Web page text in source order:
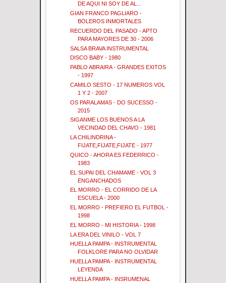
DE AQUI NI SOY DE AL...
GIAN FRANCO PAGLIARO -
BOLEROS INMORTALES
RECUERDO DEL PASADO - APTO
PARA MAYORES DE 30 - 2006
SALSA BRAVA INSTRUMENTAL
DISCO BABY - 1980
PABLO ABRAIRA - GRANDES EXITOS
- 1997
CAMILO SESTO - 17 NUMEROS VOL
1 Y 2 - 2007
OS PARALAMAS - DO SUCESSO -
2015
SIGANME LOS BUENOS A LA
VECINDAD DEL CHAVO - 1981
LA CHILINDRINA -
FIJATE,FIJATE,FIJATE - 1977
QUICO - AHORA ES FEDERRICO -
1983
EL SUPAI DEL CHAMAME - VOL 3
ENGANCHADOS
EL MORRO - EL CORRIDO DE LA
ESCUELA - 2000
EL MORRO - PREFIERO EL FUTBOL -
1998
EL MORRO - MI HISTORIA - 1998
LA ERA DEL VINILO - VOL 7
HUELLA PAMPA - INSTRUMENTAL
FOLKLORE PARA NO OLVIDAR
HUELLA PAMPA - INSTRUMENTAL
LEYENDA
HUELLA PAMPA - INSRUMENAL